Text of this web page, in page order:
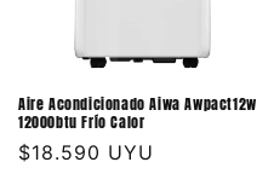
Aire Acondicionado Aiwa Awpact12w
12000btu Frío Calor
Precio
$18.590 UYU